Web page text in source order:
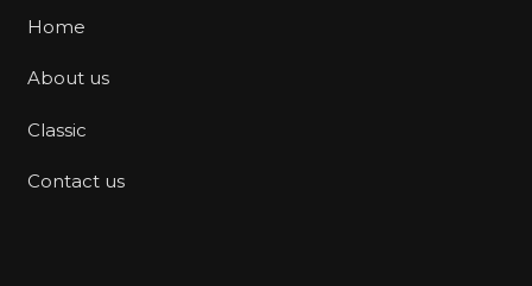
Home
About us
Classic
Contact us